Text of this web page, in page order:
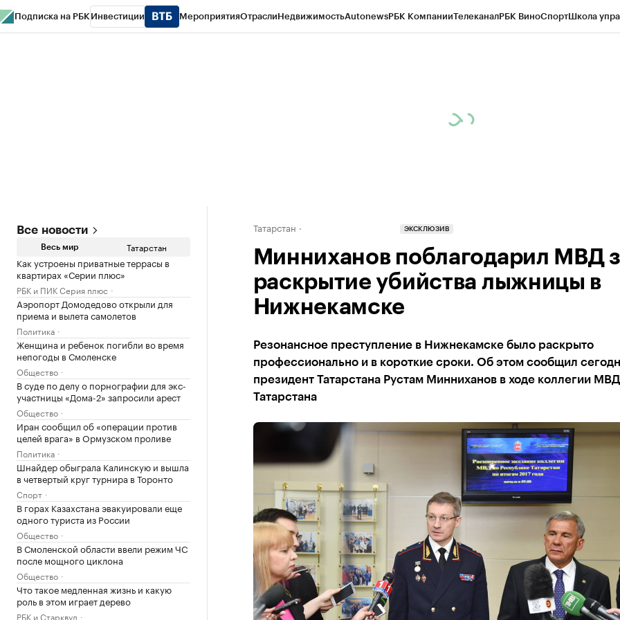
Подписка на РБК Инвестиции МероприятияОтраслиНедвижимостьAutonewsРБК КомпанииТелеканалРБК ВиноСпортШкола
Все новости
Весь мир Татарстан
Как устроены приватные террасы в
квартирах «Серии плюс»
РБК и ПИК Серия плюс
Аэропорт Домодедово открыли для
приема и вылета самолетов
Политика
Женщина и ребенок погибли во время
непогоды в Смоленске
Общество
В суде по делу о порнографии для экс-
участницы «Дома-2» запросили арест
Общество
Иран сообщил об «операции против
целей врага» в Ормузском проливе
Политика
Шнайдер обыграла Калинскую и вышла
в четвертый круг турнира в Торонто
Спорт
В горах Казахстана эвакуировали еще
одного туриста из России
Общество
В Смоленской области ввели режим ЧС
после мощного циклона
Общество
Что такое медленная жизнь и какую
роль в этом играет дерево
РБК и Старквуд
Татарстан ЭКСКЛЮЗИВ
Минниханов поблагодарил МВД
раскрытие убийства лыжницы в
Нижнекамске
Резонансное преступление в Нижнекамске было раскрыто
профессионально и в короткие сроки. Об этом сообщил
президент Татарстана Рустам Минниханов в ходе коллегии МВД
Татарстана